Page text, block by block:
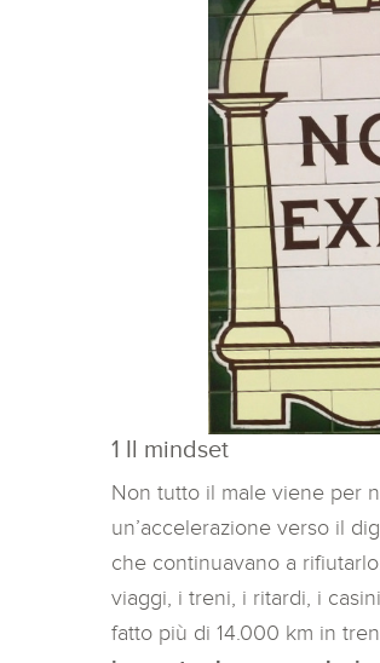
1 Il mindset
Non tutto il male viene per
un’accelerazione verso il
che continuavano a
viaggi, i treni, i ritardi, i
fatto più di 14.000 km in